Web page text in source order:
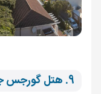
9. هتل گورجس جورج